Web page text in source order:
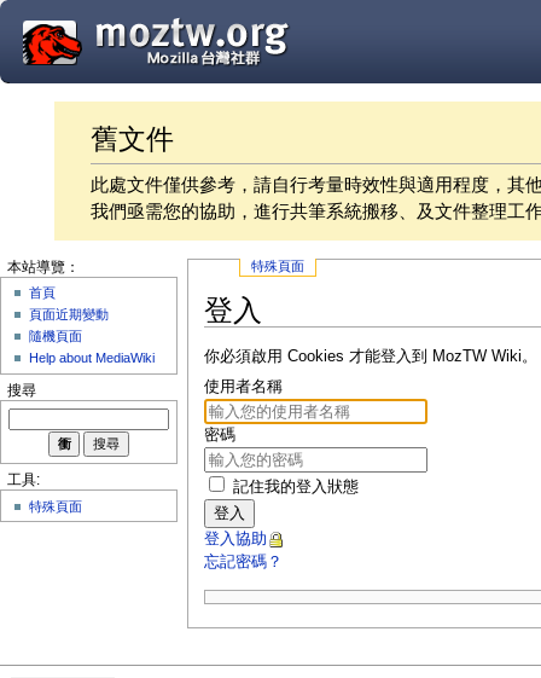
舊文件
此處文件僅供參考，請自行考量時效性與適用程度，其
我們亟需您的協助，進行共筆系統搬移、及文件整理工
特殊頁面
登入
你必須啟用 Cookies 才能登入到 MozTW Wiki。
使用者名稱
密碼
記住我的登入狀態
登入
登入協助
忘記密碼？
本站導覽：
首頁
頁面近期變動
隨機頁面
Help about MediaWiki
搜尋
工具:
特殊頁面